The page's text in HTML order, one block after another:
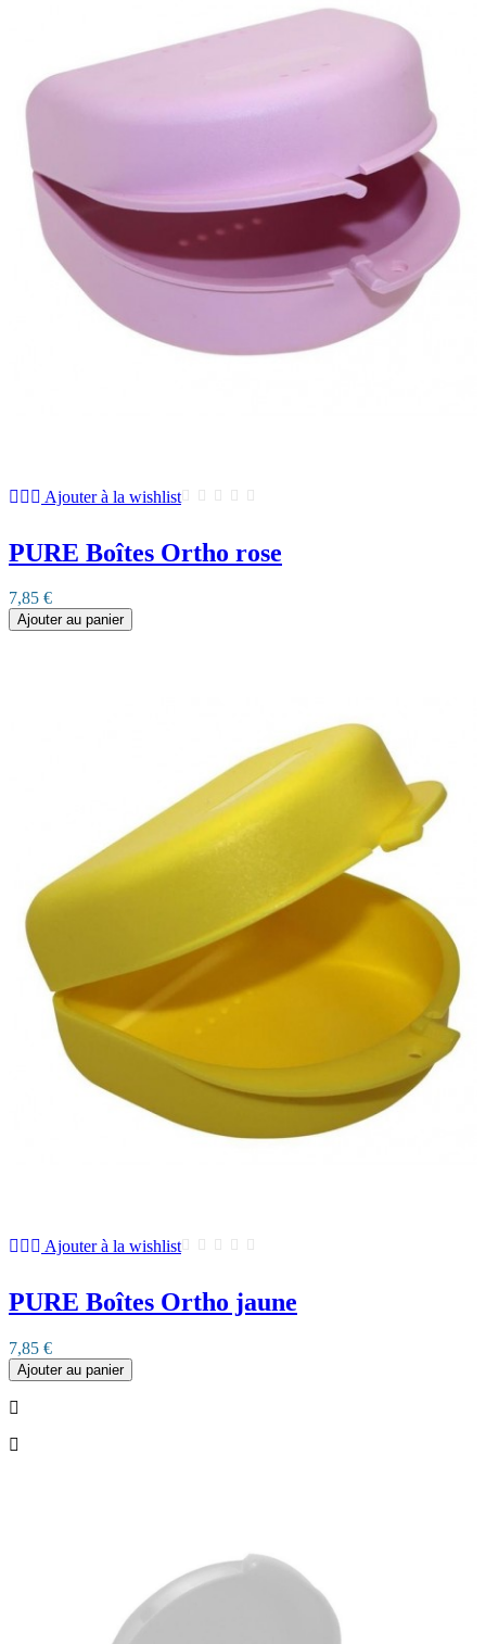
Ajouter à la wishlist
PURE Boîtes Ortho rose
7,85 €
Ajouter au panier
Ajouter à la wishlist
PURE Boîtes Ortho jaune
7,85 €
Ajouter au panier